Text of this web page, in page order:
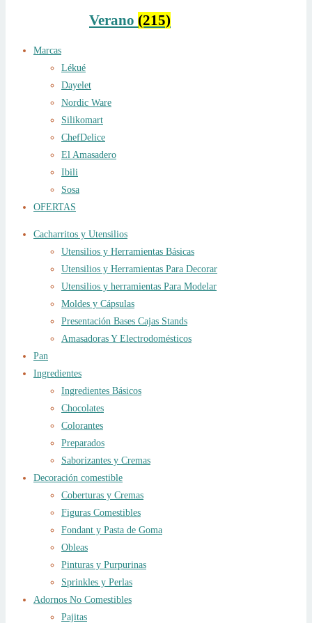
Verano (215)
Marcas
Lékué
Dayelet
Nordic Ware
Silikomart
ChefDelice
El Amasadero
Ibili
Sosa
OFERTAS
Cacharritos y Utensilios
Utensilios y Herramientas Básicas
Utensilios y Herramientas Para Decorar
Utensilios y herramientas Para Modelar
Moldes y Cápsulas
Presentación Bases Cajas Stands
Amasadoras Y Electrodomésticos
Pan
Ingredientes
Ingredientes Básicos
Chocolates
Colorantes
Preparados
Saborizantes y Cremas
Decoración comestible
Coberturas y Cremas
Figuras Comestibles
Fondant y Pasta de Goma
Obleas
Pinturas y Purpurinas
Sprinkles y Perlas
Adornos No Comestibles
Pajitas